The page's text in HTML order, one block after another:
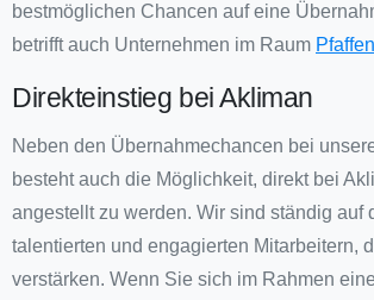
bestmöglichen Chancen auf eine
betrifft auch Unternehmen im Raum
Direkteinstieg bei Akliman
Neben den Übernahmechancen bei
besteht auch die Möglichkeit, direkt bei
angestellt zu werden. Wir sind ständig auf
talentierten und engagierten Mitarbeitern,
verstärken. Wenn Sie sich im Rahmen